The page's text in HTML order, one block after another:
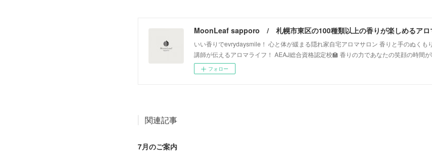
いい香りでevrydaysmile！ 心と体が緩まる隠れ家自宅アロマサロン 香りと手のぬく
講師が伝えるアロマライフ！ AEAJ総合資格認定校🏫 香りの力であなたの笑顔の時間
フォロー
関連記事
7月のご案内